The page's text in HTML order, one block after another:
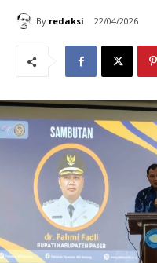
By redaksi 22/04/2026